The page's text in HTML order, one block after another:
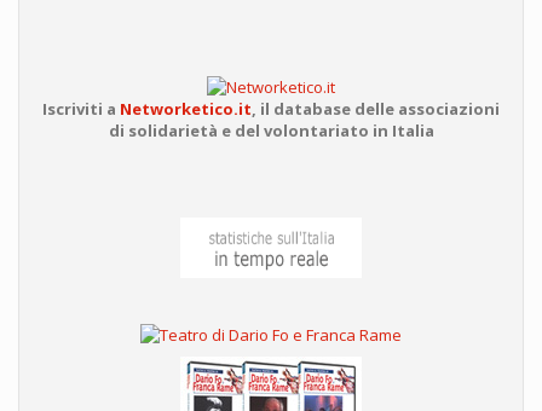
Iscriviti a Networketico.it, il database delle associazioni
di solidarietà e del volontariato in Italia